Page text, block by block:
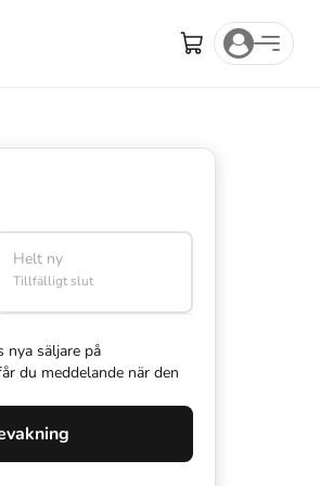
Helt ny
Tillfälligt slut
nya säljare på
du meddelande när den